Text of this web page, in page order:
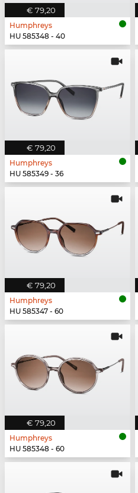
€ 79,20
Humphreys
HU 585348 - 40
€ 79,20
Humphreys
HU 585349 - 36
€ 79,20
Humphreys
HU 585347 - 60
€ 79,20
Humphreys
HU 585348 - 60